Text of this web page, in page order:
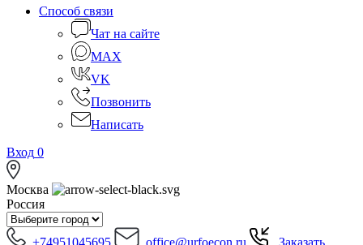
Способ связи
Чат на сайте
MAX
VK
Позвонить
Написать
Вход 0
Москва
Россия
+74951045695 office@urfoecon.ru
Заказать